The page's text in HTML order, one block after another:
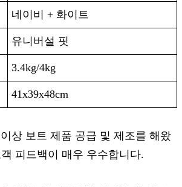
네이비 + 화이트
유니버설 핏
3.4kg/4kg
41x39x48cm
상 보트 제품 공급 및 제조를 해왔
피드백이 매우 우수합니다.